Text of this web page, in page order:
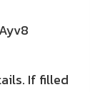
If filled